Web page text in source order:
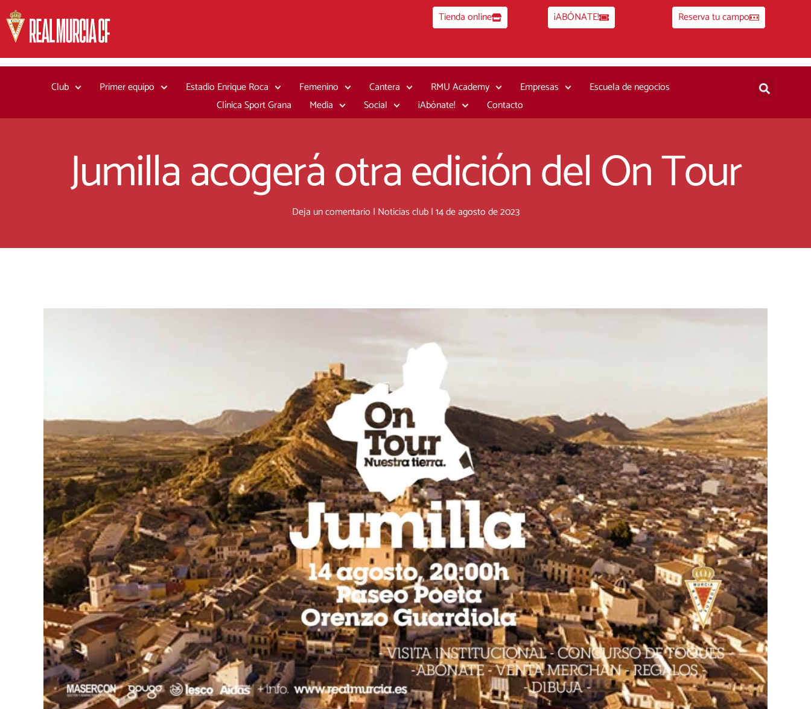
al
contenido
Tienda online ¡ABÓNATE! Reserva tu campo
Club Primer equipo Estadio Enrique Roca Femenino Cantera RMU Academy Empresas
Escuela de negocios
Clínica Sport Grana
Media Social ¡Abónate! Contacto
Jumilla acogerá otra edición del On Tour
Deja un comentario | Noticias club|14 de agosto de 2023